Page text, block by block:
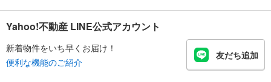
Yahoo!不動産 LINE公式アカウント
新着物件をいち早くお届け！
便利な機能のご紹介
友だち追加